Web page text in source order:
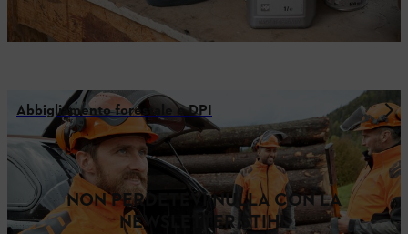
Abbigliamento forestale e DPI
NON PERDETEVI NULLA CON LA
NEWSLETTER STIHL